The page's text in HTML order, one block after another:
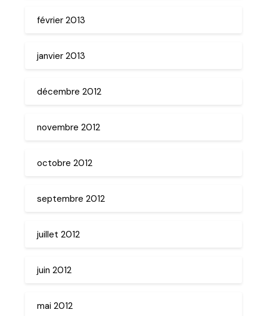
février 2013
janvier 2013
décembre 2012
novembre 2012
octobre 2012
septembre 2012
juillet 2012
juin 2012
mai 2012